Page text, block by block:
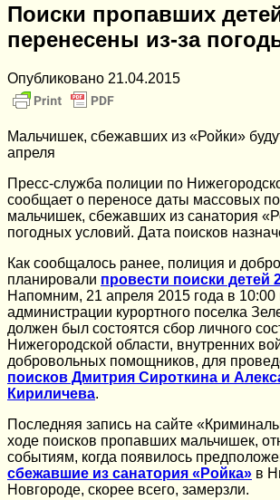
Поиски пропавших
перенесены из-за
Опубликовано 21.04.2015
Мальчишек, сбежавших из «Ройки»
апреля
Пресс-служба полиции по
сообщает о переносе даты массовых
мальчишек, сбежавших из санатория
погодных условий. Дата поисков
Как сообщалось ранее, полиция и
планировали провести поиски детей
Напомним, 21 апреля 2015 года в 10:00
администрации курортного поселка
должен был состоятся сбор личного
Нижегородской области, внутренних
добровольных помощников, для
поисков Дмитрия Сироткина и
Кириличева.
Последняя запись на сайте
ходе поисков пропавших мальчишек,
событиям, когда появилось
сбежавшие из санатория «Ройка» в
Новгороде, скорее всего, замерзли.